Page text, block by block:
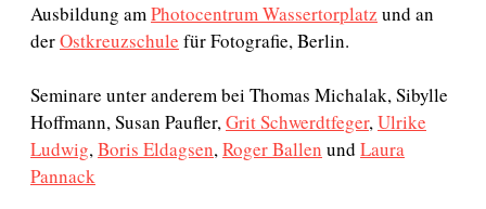
Ausbildung amPhotocentrum Wassertorplatz und an
derOstkreuzschule für Fotografie, Berlin.
Seminare unter anderem bei Thomas Michalak, Sibylle
Hoffmann, Susan Paufler,Grit Schwerdtfeger,Ulrike
Ludwig,Boris Eldagsen,Roger Ballen und Laura
Pannack